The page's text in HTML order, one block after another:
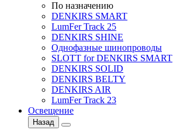
По назначению
DENKIRS SMART
LumFer Track 25
DENKIRS SHINE
Однофазные шинопроводы
SLOTT for DENKIRS SMART
DENKIRS SOLID
DENKIRS BELTY
DENKIRS AIR
LumFer Track 23
Освещение
Назад